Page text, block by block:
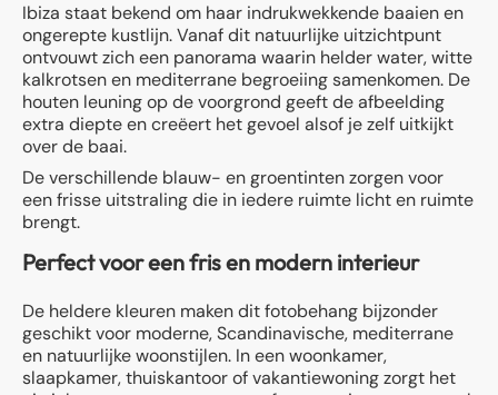
Ibiza staat bekend om haar indrukwekkende baaien en
ongerepte kustlijn. Vanaf dit natuurlijke uitzichtpunt
ontvouwt zich een panorama waarin helder water, witte
kalkrotsen en mediterrane begroeiing samenkomen. De
houten leuning op de voorgrond geeft de afbeelding
extra diepte en creëert het gevoel alsof je zelf uitkijkt
over de baai.
De verschillende blauw- en groentinten zorgen voor
een frisse uitstraling die in iedere ruimte licht en ruimte
brengt.
Perfect voor een fris en modern interieur
De heldere kleuren maken dit fotobehang bijzonder
geschikt voor moderne, Scandinavische, mediterrane
en natuurlijke woonstijlen. In een woonkamer,
slaapkamer, thuiskantoor of vakantiewoning zorgt het